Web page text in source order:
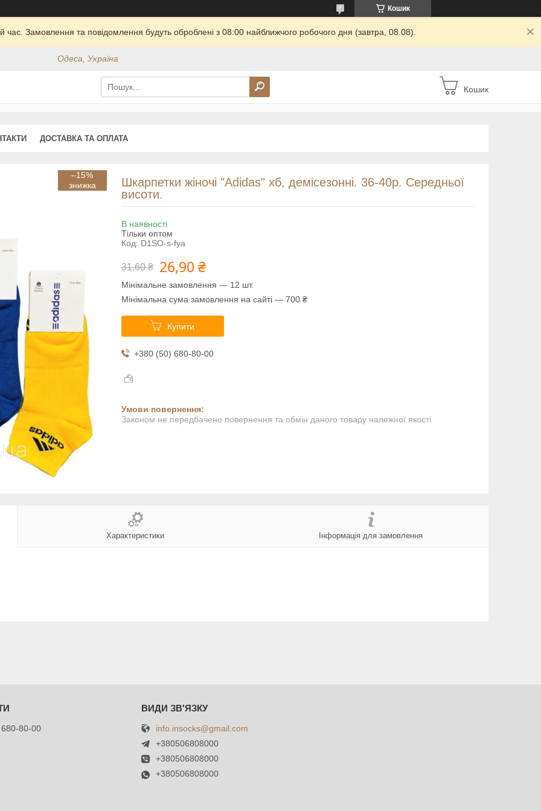
Кошик
час. Замовлення та повідомлення будуть оброблені з 08:00 найближчого робочого дня (завтра, 08.08).
Одеса, Україна
Кошик
ДОСТАВКА ТА ОПЛАТА
–15%
Шкарпетки жіночі "Adidas" хб, демісезонні. 36-40р. Середньої
висоти.
В наявності
Тільки оптом
Код: D1SO-s-fya
31,60 ₴ 26,90 ₴
Мінімальне замовлення — 12 шт.
Мінімальна сума замовлення на сайті — 700 ₴
Купити
+380 (50) 680-80-00
Законом не передбачено повернення та обмін даного товару належної якості
Характеристики Інформація для замовлення
80-00
info.insocks@gmail.com
+380506808000
+380506808000
+380506808000